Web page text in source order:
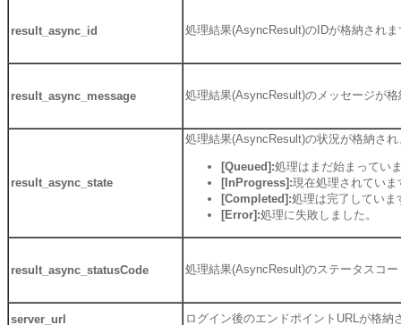
result_async_id 処理結果(AsyncResult)のIDが格納されま
result_async_message 処理結果(AsyncResult)のメッセージが
result_async_state
処理結果(AsyncResult)の状況が格納され
[Queued]:処理はまだ始まってい
[InProgress]:現在処理されていま
[Completed]:処理は完了していま
[Error]:処理に失敗しました。
result_async_statusCode 処理結果(AsyncResult)のステータスコ
server_url ログイン後のエンドポイントURLが格納